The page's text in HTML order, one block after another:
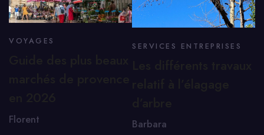
VOYAGES
Florent
SERVICES ENTREPRISES
Barbara